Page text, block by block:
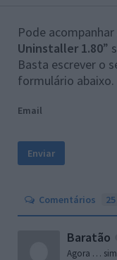
Pode
Uninstaller 1.80”
Basta escrever o
formulário abaixo.
Email
Comentários 25
Baratão
Agora … sim